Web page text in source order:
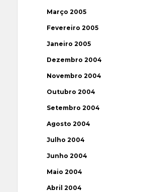
Março 2005
Fevereiro 2005
Janeiro 2005
Dezembro 2004
Novembro 2004
Outubro 2004
Setembro 2004
Agosto 2004
Julho 2004
Junho 2004
Maio 2004
Abril 2004